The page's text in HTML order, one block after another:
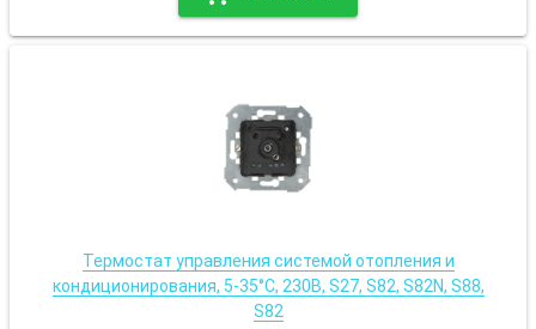
Термостат управления системой отопления и
кондиционирования, 5-35°С, 230В, S27, S82, S82N, S88,
S82